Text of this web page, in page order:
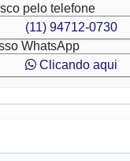
pelo telefone
(11) 94712-0730
WhatsApp
Clicando aqui